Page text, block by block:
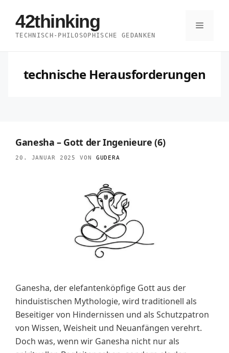
Inhalt
springen
42thinking
TECHNISCH-PHILOSOPHISCHE GEDANKEN
Menü
technische Herausforderungen
Ganesha – Gott der Ingenieure (6)
20. JANUAR 2025 VON GUDERA
Ganesha, der elefantenköpfige Gott aus der
hinduistischen Mythologie, wird traditionell als
Beseitiger von Hindernissen und als Schutzpatron
von Wissen, Weisheit und Neuanfängen verehrt.
Doch was, wenn wir Ganesha nicht nur als